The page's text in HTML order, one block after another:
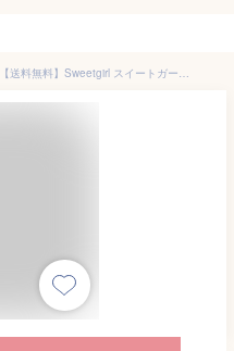
【5％OFFクーポン】【3点セット】【送料無料】Sweetgirl スイートガール セレモニードレス お宮参り 女の子 男の子 セレモニードレス ピンク 白 新生児 ツーウェイオール スウィートガール ベビードレス ベビー服 赤ちゃん 出産祝い 退院着 ギフト 秋 冬